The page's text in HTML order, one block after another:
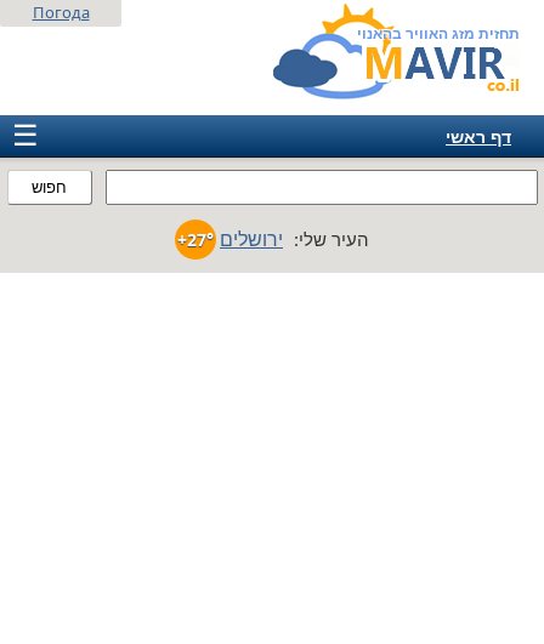
תחזית מזג האוויר בהאנוי
חפוש
Погода
☰
דף ראשי
אמריקה
העיר שלי: ירושלים +27°